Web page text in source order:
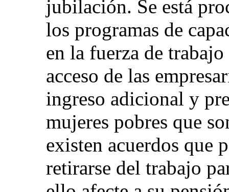
jubilación. Se está
los programas de
en la fuerza de
acceso de las
ingreso adicional y
mujeres pobres que
existen acuerdos que
retirarse del trabajo